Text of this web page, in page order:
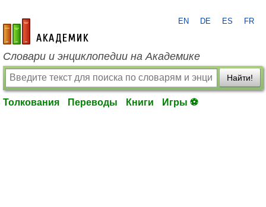
academic.ru
EN DE ES FR
Словари и энциклопедии на Академике
Найти!
Толкования Переводы Книги Игры ⚽